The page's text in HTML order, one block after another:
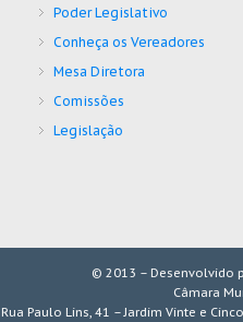
Poder Legislativo
Conheça os Vereadores
Mesa Diretora
Comissões
Legislação
© 2013 – Desenvolvido
Câmara
Rua Paulo Lins, 41 – Jardim Vinte e